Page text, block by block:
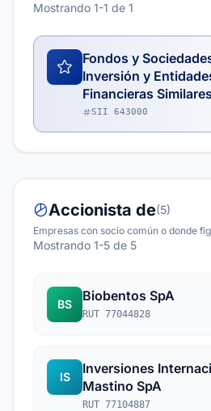
Mostrando 1-1 de 1
Fondos y
Inversión y
Financieras
SII 643000
Accionista de(5)
Empresas con socio común o donde
Mostrando 1-5 de 5
BS
Biobentos SpA
RUT 77044828
IS
Inversiones
Mastino SpA
RUT 77104887